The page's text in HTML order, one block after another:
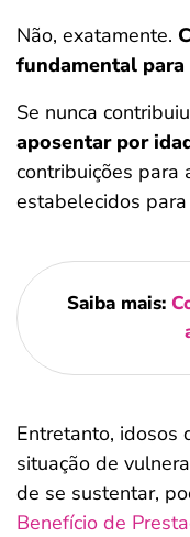
Não, exatamente.
fundamental
Se nunca
aposentar por
contribuições para
estabelecidos
Saiba mais:
Entretanto, idosos
situação de
de se sustentar,
Benefício de